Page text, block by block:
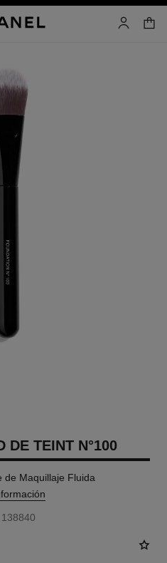
cuenta
carrito
DE TEINT N°100
de Maquillaje Fluida